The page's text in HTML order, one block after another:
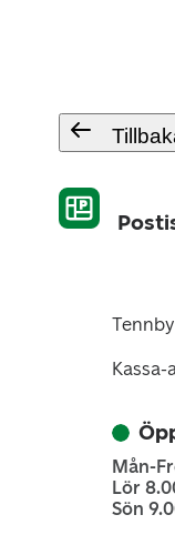
Kassa-
Mån-
Lör
Sön